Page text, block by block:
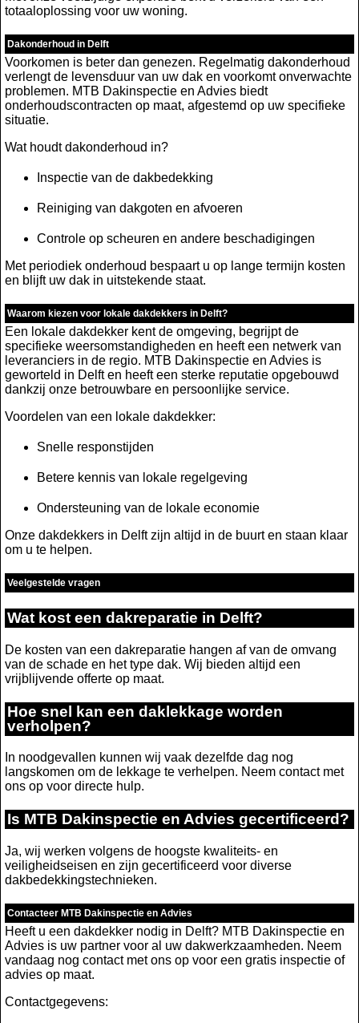
totaaloplossing voor uw woning.
Dakonderhoud in Delft
Voorkomen is beter dan genezen. Regelmatig dakonderhoud
verlengt de levensduur van uw dak en voorkomt onverwachte
problemen. MTB Dakinspectie en Advies biedt
onderhoudscontracten op maat, afgestemd op uw specifieke
situatie.
Wat houdt dakonderhoud in?
Inspectie van de dakbedekking
Reiniging van dakgoten en afvoeren
Controle op scheuren en andere beschadigingen
Met periodiek onderhoud bespaart u op lange termijn kosten
en blijft uw dak in uitstekende staat.
Waarom kiezen voor lokale dakdekkers in Delft?
Een lokale dakdekker kent de omgeving, begrijpt de
specifieke weersomstandigheden en heeft een netwerk van
leveranciers in de regio. MTB Dakinspectie en Advies is
geworteld in Delft en heeft een sterke reputatie opgebouwd
dankzij onze betrouwbare en persoonlijke service.
Voordelen van een lokale dakdekker:
Snelle responstijden
Betere kennis van lokale regelgeving
Ondersteuning van de lokale economie
Onze dakdekkers in Delft zijn altijd in de buurt en staan klaar
om u te helpen.
Veelgestelde vragen
Wat kost een dakreparatie in Delft?
De kosten van een dakreparatie hangen af van de omvang
van de schade en het type dak. Wij bieden altijd een
vrijblijvende offerte op maat.
Hoe snel kan een daklekkage worden
verholpen?
In noodgevallen kunnen wij vaak dezelfde dag nog
langskomen om de lekkage te verhelpen. Neem contact met
ons op voor directe hulp.
Is MTB Dakinspectie en Advies gecertificeerd?
Ja, wij werken volgens de hoogste kwaliteits- en
veiligheidseisen en zijn gecertificeerd voor diverse
dakbedekkingstechnieken.
Contacteer MTB Dakinspectie en Advies
Heeft u een dakdekker nodig in Delft? MTB Dakinspectie en
Advies is uw partner voor al uw dakwerkzaamheden. Neem
vandaag nog contact met ons op voor een gratis inspectie of
advies op maat.
Contactgegevens: